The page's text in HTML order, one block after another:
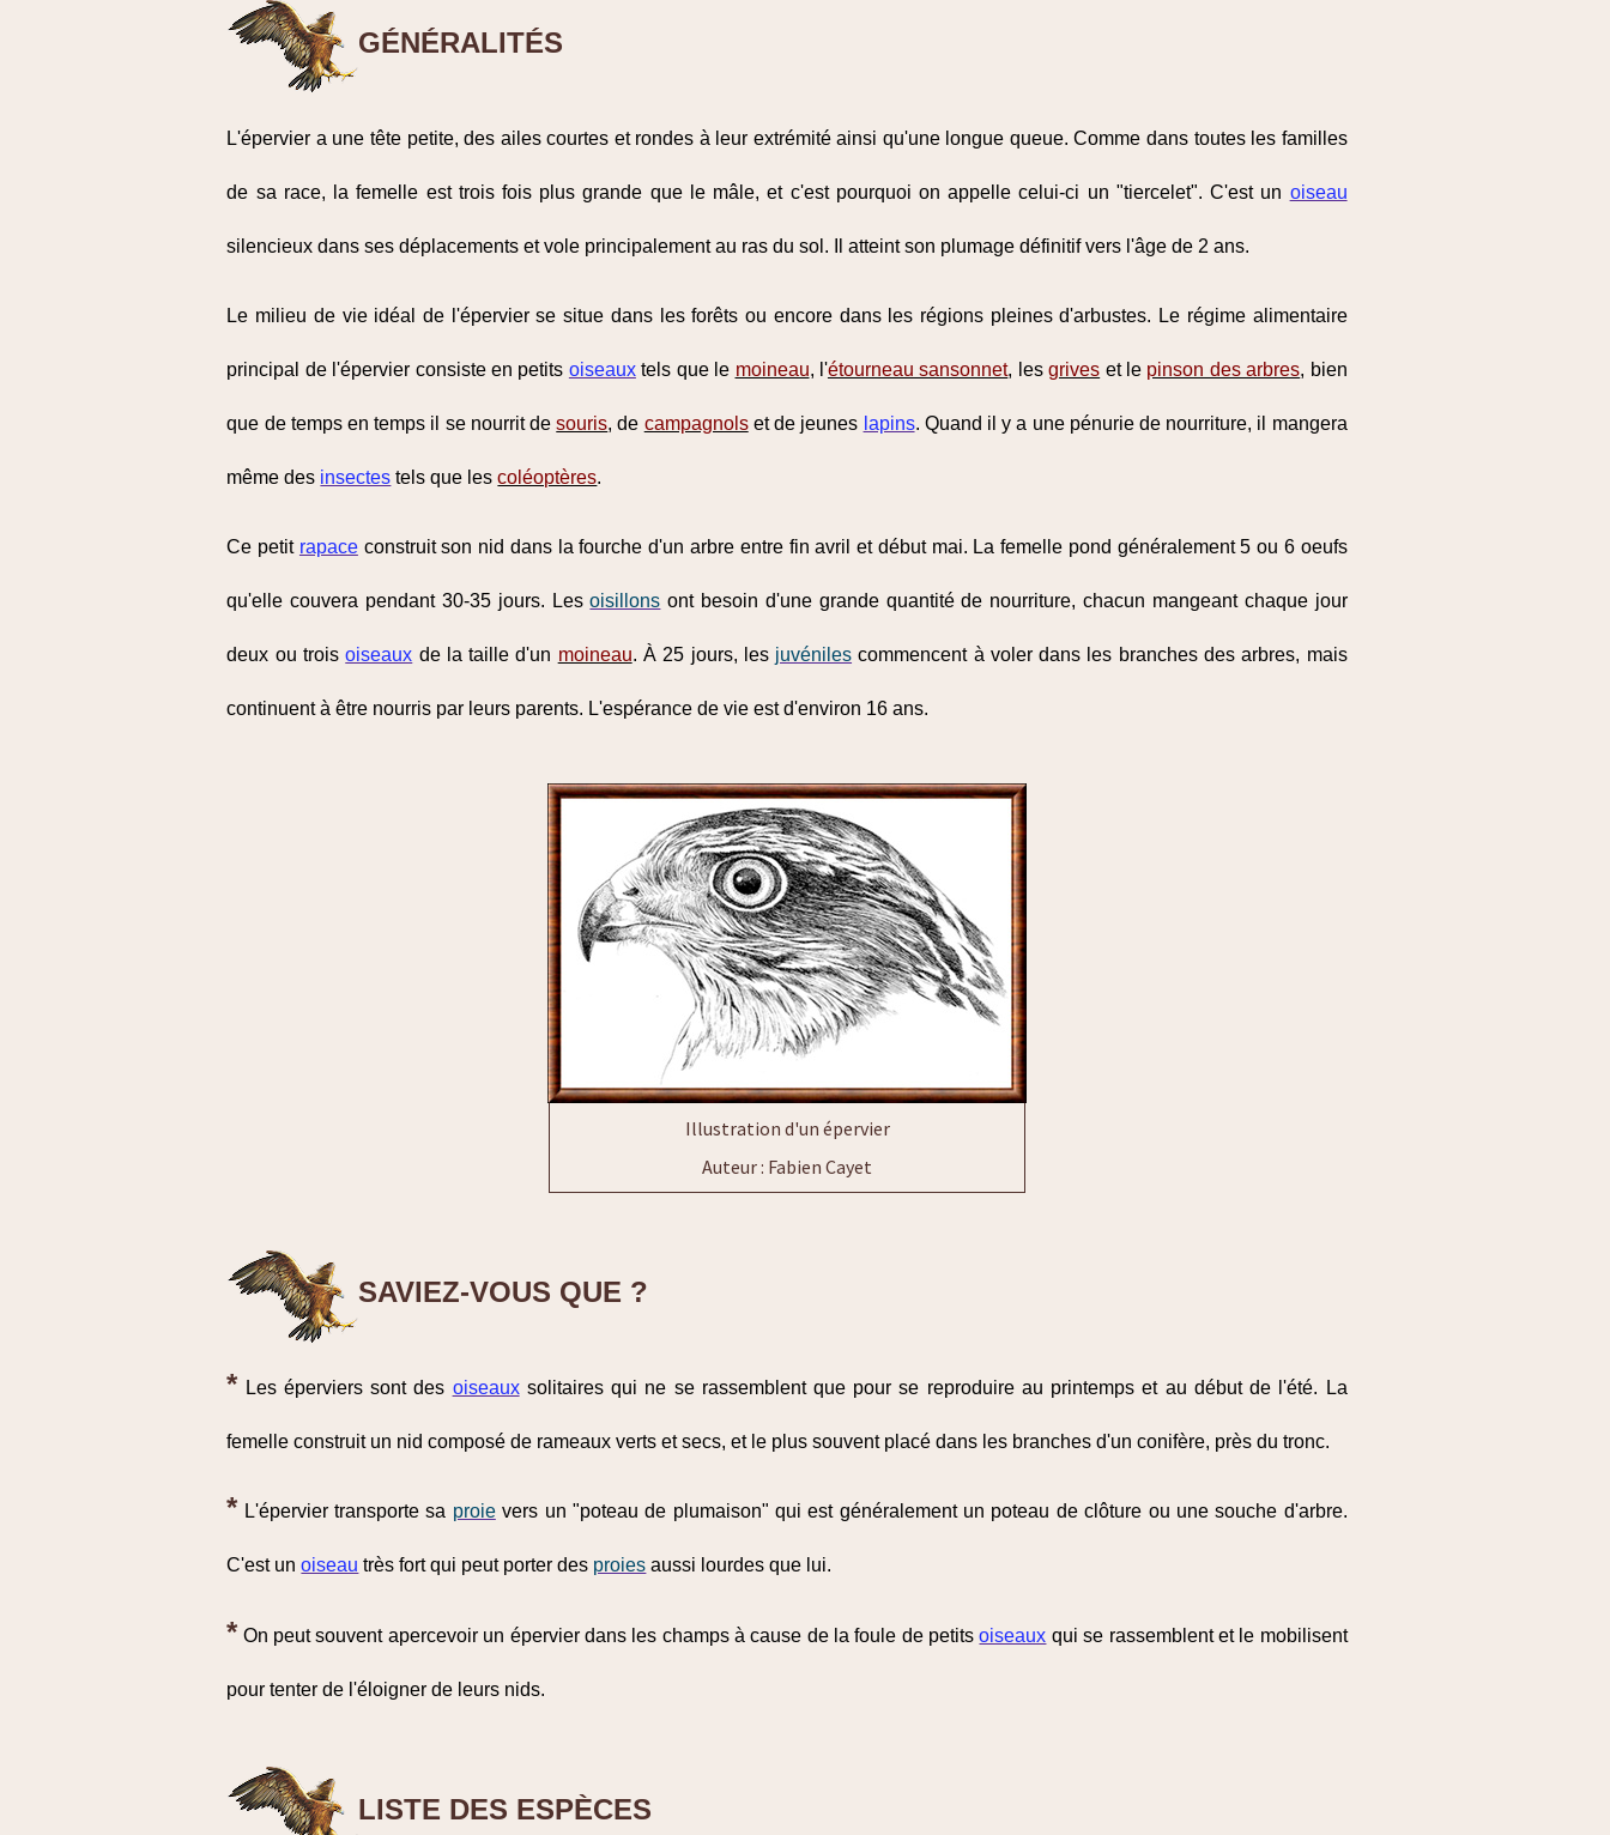
GÉNÉRALITÉS
L'épervier a une tête petite, des ailes courtes et rondes à leur extrémité ainsi qu'une longue queue. Comme dans toutes les familles
de sa race, la femelle est trois fois plus grande que le mâle, et c'est pourquoi on appelle celui-ci un "tiercelet". C'est un oiseau
silencieux dans ses déplacements et vole principalement au ras du sol. Il atteint son plumage définitif vers l'âge de 2 ans.
Le milieu de vie idéal de l'épervier se situe dans les forêts ou encore dans les régions pleines d'arbustes. Le régime alimentaire
principal de l'épervier consiste en petits oiseauxtels que le moineau, l'étourneau sansonnet, lesgrives et le pinson des arbres, bien
que de temps en temps il se nourrit desouris, de campagnolset de jeunes lapins. Quand il y a une pénurie de nourriture, il mangera
même des insectes tels que lescoléoptères.
Ce petit rapaceconstruit son nid dans la fourche d'un arbre entre fin avril et début mai. La femelle pond généralement 5 ou 6 oeufs
qu'elle couvera pendant 30-35 jours. Lesoisillons ont besoin d'une grande quantité de nourriture, chacun mangeant chaque jour
deux ou troisoiseaux de la taille d'un moineau. À 25 jours, les juvéniles commencent à voler dans les branches des arbres, mais
continuent à être nourris par leurs parents. L'espérance de vie est d'environ 16 ans.
Illustration d'un épervier
Auteur : Fabien Cayet
SAVIEZ-VOUS QUE ?
* Les éperviers sont des oiseauxsolitaires qui ne se rassemblent que pour se reproduire au printemps et au début de l'été. La
femelle construit un nid composé de rameaux verts et secs, et le plus souvent placé dans les branches d'un conifère, près du tronc.
* L'épervier transporte sa proievers un "poteau de plumaison" qui est généralement un poteau de clôture ou une souche d'arbre.
C'est unoiseau très fort qui peut porter des proies aussi lourdes que lui.
* On peut souvent apercevoir un épervier dans les champs à cause de la foule de petitsoiseaux qui se rassemblent et le mobilisent
pour tenter de l'éloigner de leurs nids.
LISTE DES ESPÈCES